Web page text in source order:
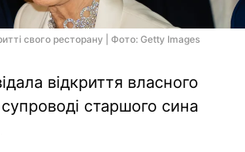
свого ресторану | Фото: Getty Images
відкриття власного
старшого сина